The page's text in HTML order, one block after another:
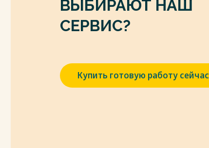
ВЫБИРАЮТ НАШ
СЕРВИС?
Купить готовую работу сейчас